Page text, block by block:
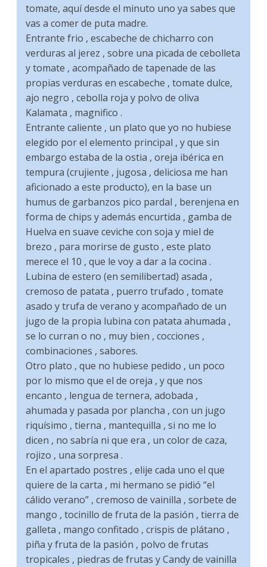
tomate, aquí desde el minuto uno ya sabes que
vas a comer de puta madre.
Entrante frio , escabeche de chicharro con
verduras al jerez , sobre una picada de cebolleta
y tomate , acompañado de tapenade de las
propias verduras en escabeche , tomate dulce,
ajo negro , cebolla roja y polvo de oliva
Kalamata , magnifico .
Entrante caliente , un plato que yo no hubiese
elegido por el elemento principal , y que sin
embargo estaba de la ostia , oreja ibérica en
tempura (crujiente , jugosa , deliciosa me han
aficionado a este producto), en la base un
humus de garbanzos pico pardal , berenjena en
forma de chips y además encurtida , gamba de
Huelva en suave ceviche con soja y miel de
brezo , para morirse de gusto , este plato
merece el 10 , que le voy a dar a la cocina .
Lubina de estero (en semilibertad) asada ,
cremoso de patata , puerro trufado , tomate
asado y trufa de verano y acompañado de un
jugo de la propia lubina con patata ahumada ,
se lo curran o no , muy bien , cocciones ,
combinaciones , sabores.
Otro plato , que no hubiese pedido , un poco
por lo mismo que el de oreja , y que nos
encanto , lengua de ternera, adobada ,
ahumada y pasada por plancha , con un jugo
riquísimo , tierna , mantequilla , si no me lo
dicen , no sabría ni que era , un color de caza,
rojizo , una sorpresa .
En el apartado postres , elije cada uno el que
quiere de la carta , mi hermano se pidió “el
cálido verano” , cremoso de vainilla , sorbete de
mango , tocinillo de fruta de la pasión , tierra de
galleta , mango confitado , crispis de plátano ,
piña y fruta de la pasión , polvo de frutas
tropicales , piedras de frutas y Candy de vainilla